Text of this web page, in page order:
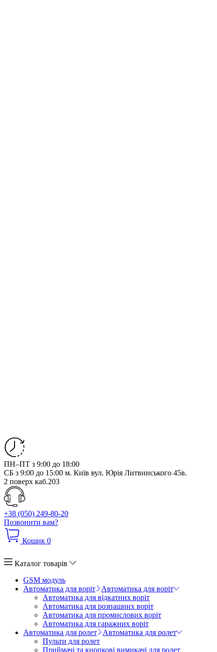
ПН–ПТ з 9:00 до 18:00
СБ з 9:00 до 15:00 м. Київ вул. Юрія Литвинського 45в.
2 поверх каб.203
+38 (050) 249-80-20
Позвонити вам?
Кошик 0
Каталог товарів
GSM модуль
Автоматика для воріт
Автоматика для воріт
Автоматика для відкатних воріт
Автоматика для розпашних воріт
Автоматика для промислових воріт
Автоматика для гаражних воріт
Автоматика для ролет
Автоматика для ролет
Пульти для ролет
Приймачі та кнопкові вимикачі для ролет